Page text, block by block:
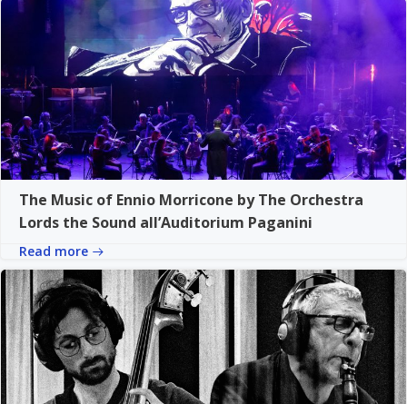
The Music of Ennio Morricone by The Orchestra
Lords the Sound all’Auditorium Paganini
Read more